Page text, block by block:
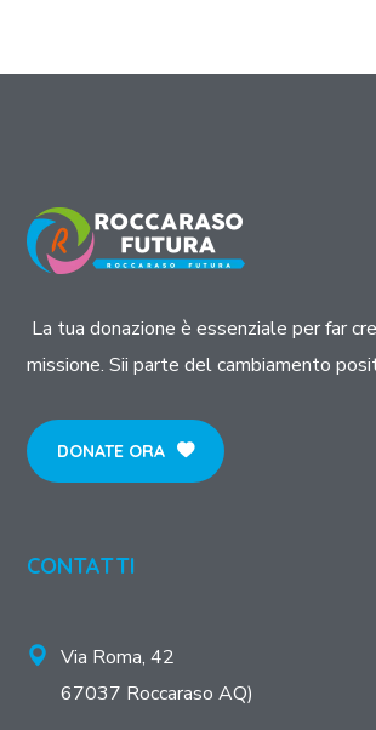
La tua donazione è essenziale per far
missione. Sii parte del cambiamento
DONATE ORA
CONTATTI
Via Roma, 42
67037 Roccaraso AQ)